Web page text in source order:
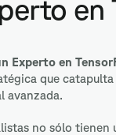
en
Experto en
que catapulta
avanzada.
no sólo tienen